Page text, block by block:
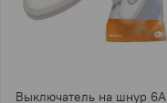
Выключатель на шнур 6А